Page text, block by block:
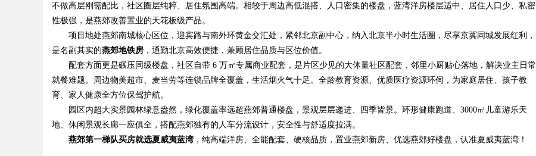
uz
!
不做高层刚需配比，社区圈层纯粹、居住氛围高端。相较于周边高低混搭、人口密集的楼盘，蓝湾洋房楼层适中、居住人口少、私密
性极强，是燕郊改善置业的天花板级产品。
项目地处燕郊南城核心区位，迎宾路与南外环黄金交汇处，紧邻北京副中心，纳入北京半小时生活圈，尽享京冀同城发展红利，
是名副其实的燕郊地铁房 ，通勤北京高效便捷，兼顾居住品质与区位价值。
配套方面更是碾压同级楼盘，社区自带 6 万㎡专属商业配套，是片区少见的大体量社区配套，邻里小厨贴心落地，解决业主日常
就餐难题。周边物美超市、麦当劳等连锁品牌全覆盖，生活烟火气十足。全龄教育资源、优质医疗资源环伺，为家庭居住、孩子教
育、家人健康全方位保驾护航。
园区内超大实景园林绿意盎然，绿化覆盖率远超燕郊普通楼盘，景观层层递进、四季皆景。环形健康跑道、3000㎡儿童游乐天
地、休闲景观长廊一应俱全，搭配燕郊独有的人车分流设计，安全性与舒适度拉满。
燕郊第一梯队买房就选夏威夷蓝湾 ，纯高端洋房、全能配套、硬核品质，置业燕郊新房、优选燕郊好楼盘，认准夏威夷蓝湾！